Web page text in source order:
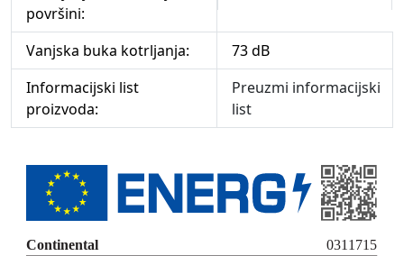
površini:
Vanjska buka kotrljanja:
73 dB
Informacijski list
proizvoda:
Preuzmi informacijski
list